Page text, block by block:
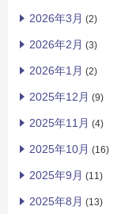
2026年3月 (2)
2026年2月 (3)
2026年1月 (2)
2025年12月 (9)
2025年11月 (4)
2025年10月 (16)
2025年9月 (11)
2025年8月 (13)